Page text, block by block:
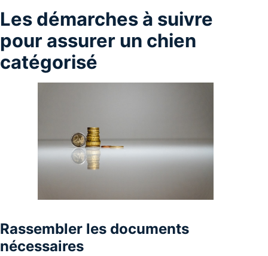
Les démarches à suivre
pour assurer un chien
catégorisé
Rassembler les documents
nécessaires